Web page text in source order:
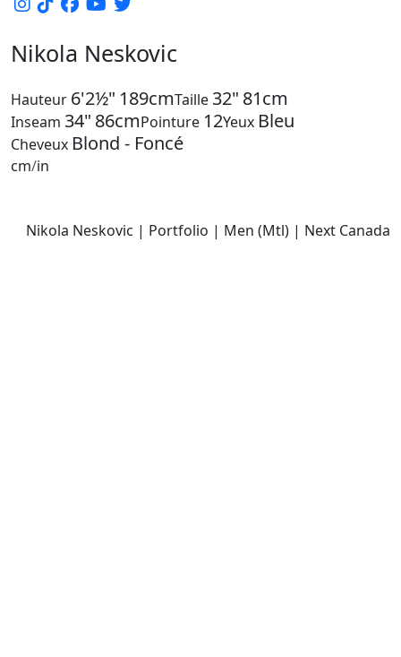
Nikola Neskovic
Hauteur 6'2½" 189cmTaille 32" 81cm
Inseam 34" 86cmPointure 12Yeux Bleu
Cheveux Blond - Foncé
cm/in